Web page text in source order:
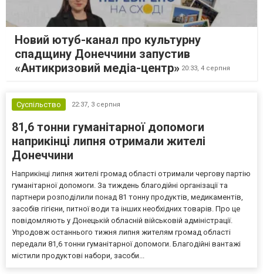
Новий ютуб-канал про культурну
спадщину Донеччини запустив
«Антикризовий медіа-центр» 20:33, 4 серпня
Суспільство 22:37, 3 серпня
81,6 тонни гуманітарної допомоги
наприкінці липня отримали жителі
Донеччини
Наприкінці липня жителі громад області отримали чергову партію
гуманітарної допомоги. За тиждень благодійні організації та
партнери розподілили понад 81 тонну продуктів, медикаментів,
засобів гігієни, питної води та інших необхідних товарів. Про це
повідомляють у Донецькій обласній військовій адміністрації.
Упродовж останнього тижня липня жителям громад області
передали 81,6 тонни гуманітарної допомоги. Благодійні вантажі
містили продуктові набори, засоби...